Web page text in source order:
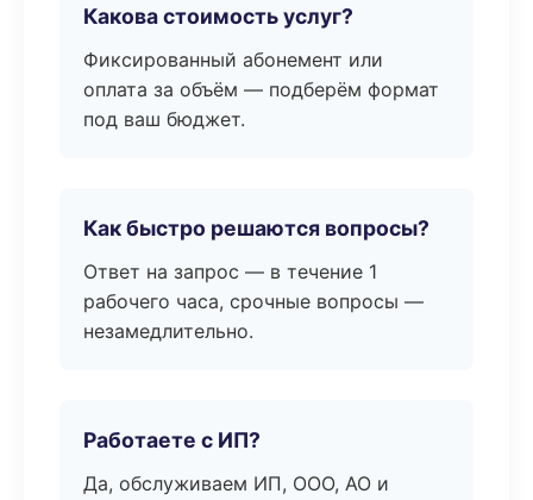
Какова стоимость услуг?
Фиксированный абонемент или
оплата за объём — подберём формат
под ваш бюджет.
Как быстро решаются вопросы?
Ответ на запрос — в течение 1
рабочего часа, срочные вопросы —
незамедлительно.
Работаете с ИП?
Да, обслуживаем ИП, ООО, АО и